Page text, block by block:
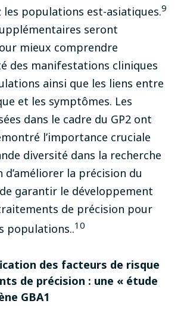
les populations est-asiatiques.9
seront
mieux comprendre
des manifestations cliniques
ainsi que les liens entre
et les symptômes. Les
dans le cadre du GP2 ont
l’importance cruciale
diversité dans la recherche
d’améliorer la précision du
garantir le développement
de précision pour
populations..10
des facteurs de risque
de précision : une « étude
GBA1